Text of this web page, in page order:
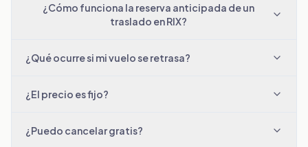
¿Cómo funciona la reserva anticipada de un
traslado en RIX?
¿Qué ocurre si mi vuelo se retrasa?
¿El precio es fijo?
¿Puedo cancelar gratis?